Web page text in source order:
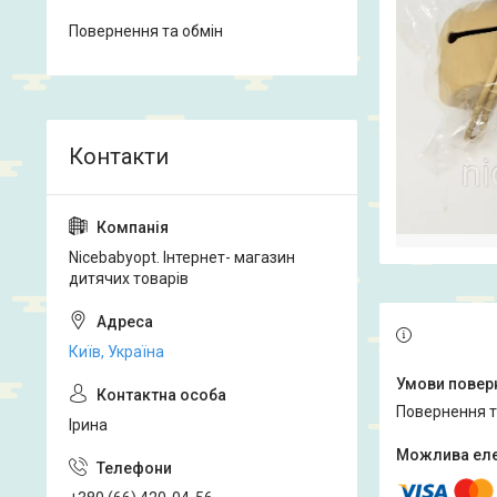
повернення
Повернення та обмін
Nicebabyopt. Інтернет- магазин
дитячих товарів
Київ, Україна
Ірина